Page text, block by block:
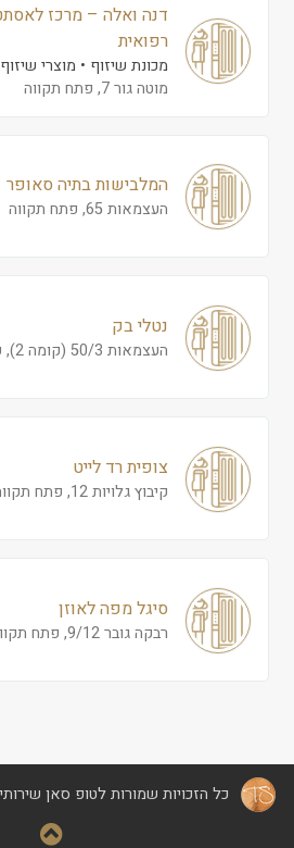
דנה ואלה – מרכז
רפואית
מכונת שיזוף מוצרי
מוטה גור 7, פתח תקווה
המלבישות בתיה סאופר
העצמאות 65, פתח תקווה
נטלי בק
העצמאות 50/3 (קומה 2), פתח תקווה
צופית רד לייט
קיבוץ גלויות 12, פתח תקווה
סיגל מפה לאוזן
רבקה גובר 9/12, פתח תקווה
כל הזכויות שמורות לטופ סאן שירותים